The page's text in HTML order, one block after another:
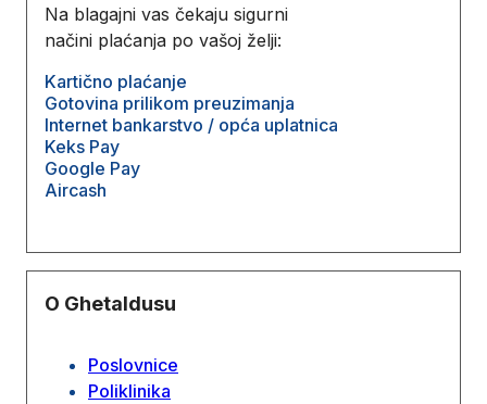
Na blagajni vas čekaju sigurni
načini plaćanja po vašoj želji:
Kartično plaćanje
Gotovina prilikom preuzimanja
Internet bankarstvo / opća uplatnica
Keks Pay
Google Pay
Aircash
O Ghetaldusu
Poslovnice
Poliklinika